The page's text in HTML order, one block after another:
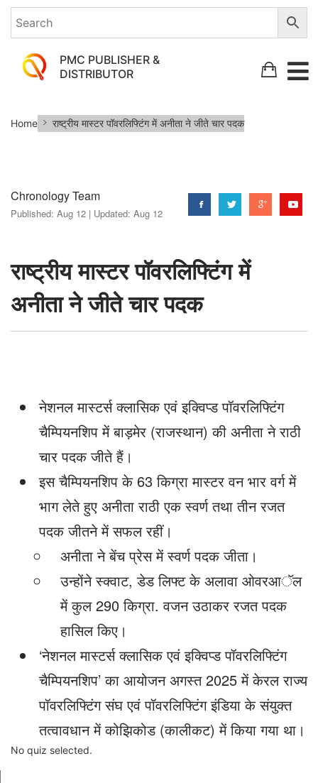
PMC PUBLISHER &
DISTRIBUTOR
राष्ट्रीय
मास्टर
अनीता
चार
पदक
Home राष्ट्रीय मास्टर पॉवरलिफ्टिंग में अनीता ने जीते चार पदक
Chronology Team
Published: Aug 12 | Updated: Aug 12
राष्ट्रीय मास्टर पॉवरलिफ्टिंग में
अनीता ने जीते चार पदक
नेशनल मास्टर्स क्लासिक एवं इक्विप्ड पॉवरलिफ्टिंग
चैम्पियनशिप में बाड़मेर (राजस्थान) की अनीता ने राठी
चार पदक जीते हैं।
इस चैम्पियनशिप के 63 किग्रा मास्टर वन भार वर्ग में
भाग लेते हुए अनीता राठी एक स्वर्ण तथा तीन रजत
पदक जीतने में सफल रहीं।
अनीता ने बेंच प्रेस में स्वर्ण पदक जीता।
उन्होंने स्क्वाट, डेड लिफ्ट के अलावा ओवरआॅल
में कुल 290 किग्रा. वजन उठाकर रजत पदक
हासिल किए।
‘नेशनल मास्टर्स क्लासिक एवं इक्विप्ड पॉवरलिफ्टिंग
चैम्पियनशिप’ का आयोजन अगस्त 2025 में केरल राज्य
पॉवरलिफ्टिंग संघ एवं पॉवरलिफ्टिंग इंडिया के संयुक्त
तत्वावधान में कोझिकोड (कालीकट) में किया गया था।
No quiz selected.